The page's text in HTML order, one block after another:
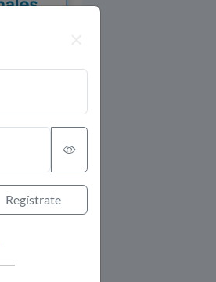
Regístrate